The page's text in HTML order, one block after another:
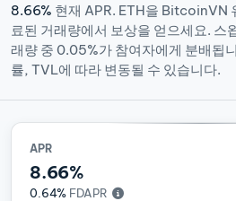
8.66% 현재 APR. ETH을 BitcoinVN
료된 거래량에서 보상을 얻으세요. 스
래량 중 0.05%가 참여자에게 분배됩
률, TVL에 따라 변동될 수 있습니다.
APR
8.66%
0.64% FDAPR